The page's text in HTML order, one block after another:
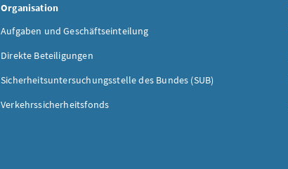
Organisation
Aufgaben und Geschäftseinteilung
Direkte Beteiligungen
Sicherheitsuntersuchungsstelle des Bundes (SUB)
Verkehrssicherheitsfonds